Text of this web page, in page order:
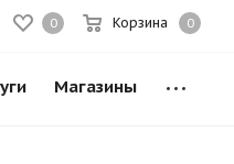
0 Корзина 0
Магазины